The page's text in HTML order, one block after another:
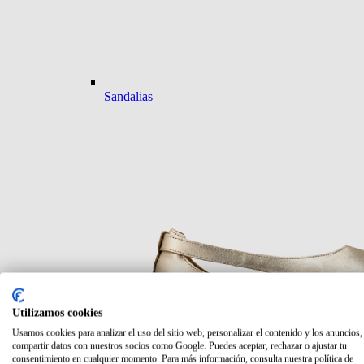
Sandalias
Utilizamos cookies
Usamos cookies para analizar el uso del sitio web, personalizar el contenido y los
compartir datos con nuestros socios como Google. Puedes aceptar, rechazar o ajustar tu
consentimiento en cualquier momento. Para más información, consulta nuestra política de